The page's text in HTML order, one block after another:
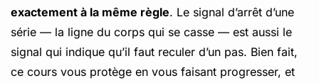
exactement à la même règle. Le signal d’arrêt d’une
série — la ligne du corps qui se casse — est aussi le
signal qui indique qu’il faut reculer d’un pas. Bien fait,
ce cours vous protège en vous faisant progresser, et